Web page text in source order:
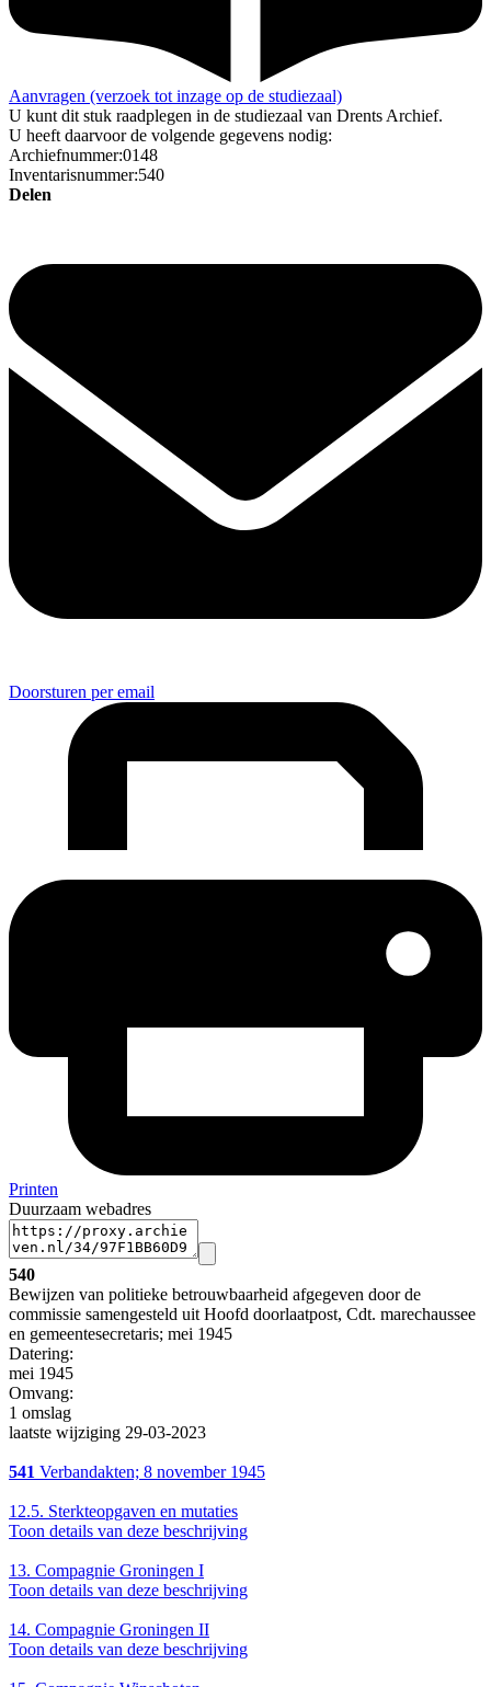
Aanvragen (verzoek tot inzage op de studiezaal)
U kunt dit stuk raadplegen in de studiezaal van Drents Archief.
U heeft daarvoor de volgende gegevens nodig:
Archiefnummer:0148
Inventarisnummer:540
Delen
Doorsturen per email
Printen
Duurzaam webadres
540
Bewijzen van politieke betrouwbaarheid afgegeven door de
commissie samengesteld uit Hoofd doorlaatpost, Cdt. marechaussee
en gemeentesecretaris; mei 1945
Datering:
mei 1945
Omvang:
1 omslag
laatste wijziging 29-03-2023
541 Verbandakten; 8 november 1945
12.5. Sterkteopgaven en mutaties
Toon details van deze beschrijving
13. Compagnie Groningen I
Toon details van deze beschrijving
14. Compagnie Groningen II
Toon details van deze beschrijving